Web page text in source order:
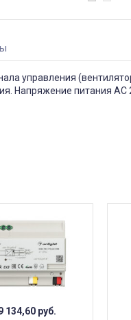
управления
Напряжение питания АC
134,60 руб.